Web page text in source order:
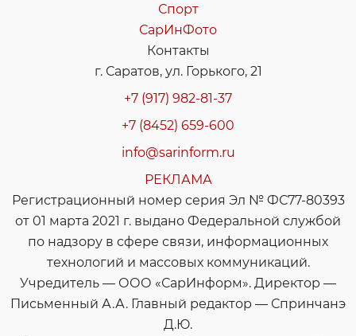
Спорт
СарИнФото
Контакты
г. Саратов, ул. Горького, 21
+7 (917) 982-81-37
+7 (8452) 659-600
info@sarinform.ru
РЕКЛАМА
Регистрационный номер серия Эл № ФС77-80393
от 01 марта 2021 г. выдано Федеральной службой
по надзору в сфере связи, информационных
технологий и массовых коммуникаций.
Учредитель — ООО «СарИнформ». Директор —
Письменный А.А. Главный редактор — Спринчанэ
Д.Ю.